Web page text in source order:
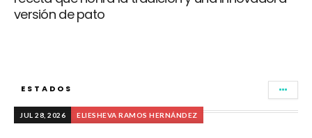
versión de pato
ESTADOS
JUL 28, 2026 ELIESHEVA RAMOS HERNÁNDEZ